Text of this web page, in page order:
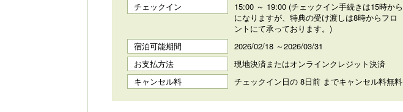
チェックイン
15:00 ～ 19:00 (チェックイン手続きは15時から
になりますが、特典の受け渡しは8時からフロ
ントにて承っております。)
宿泊可能期間 2026/02/18 ～2026/03/31
お支払方法
現地決済またはオンラインクレジット決済
キャンセル料
チェックイン日の 8日前 までキャンセル料無料